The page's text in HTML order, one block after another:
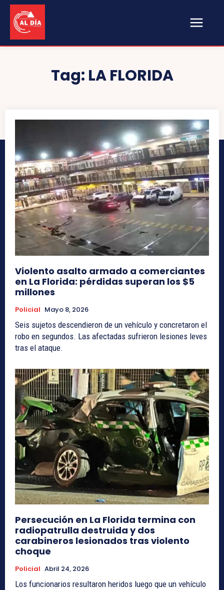
Tag: LA FLORIDA
Violento asalto armado a comerciantes
en La Florida: pérdidas superan los $5
millones
Policial Mayo 8, 2026
Seis sujetos descendieron de un vehículo y concretaron el
robo en segundos. Las afectadas sufrieron lesiones leves
tras el ataque.
Persecución en La Florida termina con
radiopatrulla destruida y dos
carabineros lesionados tras violento
choque
Policial Abril 24, 2026
Los funcionarios resultaron heridos luego que un vehículo